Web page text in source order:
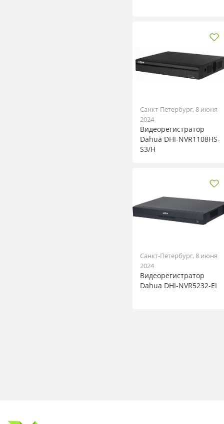
Санкт-Петербург, 8 июня
2024
Видеорегистратор
Dahua DHI-NVR1108HS-
S3/H
Санкт-Петербург, 8 июня
2024
Видеорегистратор
Dahua DHI-NVR5232-EI